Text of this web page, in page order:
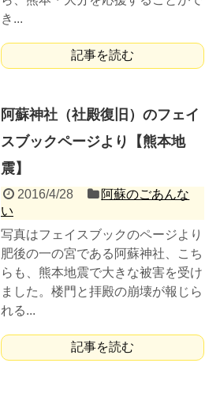
き...
記事を読む
阿蘇神社（社殿復旧）のフェイ
スブックページより【熊本地
震】
2016/4/28
阿蘇のごあんな
い
写真はフェイスブックのページより
肥後の一の宮である阿蘇神社、こち
らも、熊本地震で大きな被害を受け
ました。楼門と拝殿の崩壊が報じら
れる...
記事を読む